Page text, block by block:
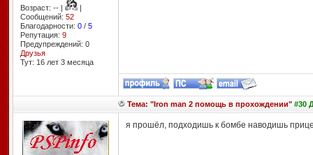
Возраст: -- |
|
Сообщений: 52
Благодарности: 0/ 5
Репутация: 9
Предупреждений: 0
Друзья
Тут: 16 лет 3 месяцa
Тема: "Iron man 2 помощь в прохождении"#30
я прошёл, подходишь к бомбе наводишь